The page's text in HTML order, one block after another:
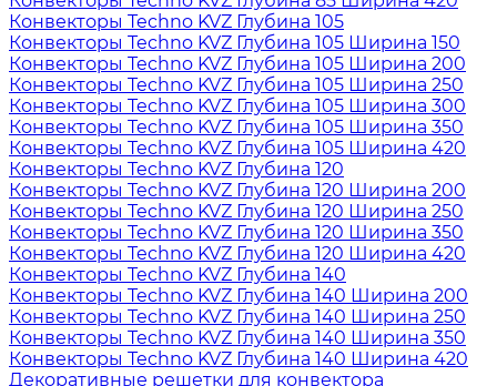
Конвекторы Techno KVZ Глубина 105
Конвекторы Techno KVZ Глубина 105 Ширина 150
Конвекторы Techno KVZ Глубина 105 Ширина 200
Конвекторы Techno KVZ Глубина 105 Ширина 250
Конвекторы Techno KVZ Глубина 105 Ширина 300
Конвекторы Techno KVZ Глубина 105 Ширина 350
Конвекторы Techno KVZ Глубина 105 Ширина 420
Конвекторы Techno KVZ Глубина 120
Конвекторы Techno KVZ Глубина 120 Ширина 200
Конвекторы Techno KVZ Глубина 120 Ширина 250
Конвекторы Techno KVZ Глубина 120 Ширина 350
Конвекторы Techno KVZ Глубина 120 Ширина 420
Конвекторы Techno KVZ Глубина 140
Конвекторы Techno KVZ Глубина 140 Ширина 200
Конвекторы Techno KVZ Глубина 140 Ширина 250
Конвекторы Techno KVZ Глубина 140 Ширина 350
Конвекторы Techno KVZ Глубина 140 Ширина 420
Декоративные решетки для конвектора